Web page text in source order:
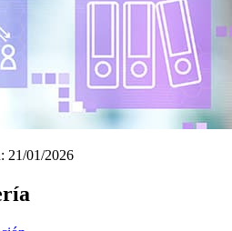
21/01/2026